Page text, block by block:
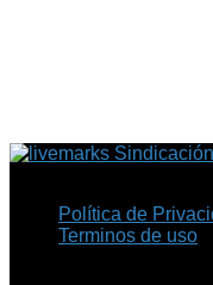
Política de
Terminos de uso